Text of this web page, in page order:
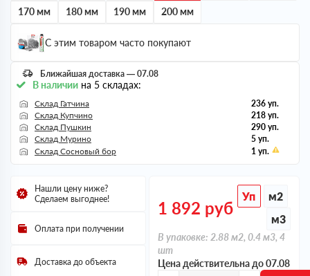
170 мм
180 мм 190 мм 200 мм
С этим товаром часто покупают
Ближайшая доставка — 07.08
В наличии на 5 складах:
Склад Гатчина
236 уп.
Склад Купчино
218 уп.
Склад Пушкин
290 уп.
Склад Мурино
5 уп.
Склад Сосновый бор
1 уп.
1 892 руб
Уп
м2
м3
В упаковке: 2.88 м2, 0.4 м3, 4
шт
Цена действительна до 07.08
Нашли цену ниже?
Сделаем выгоднее!
Оплата при получении
Доставка до объекта